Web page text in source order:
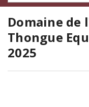
Domaine de
Thongue
2025